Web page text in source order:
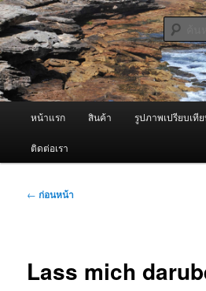
ข้าม
ไป
ยัง
เนื้อหา
หลัก ผู้นำเข้าเครื่องพ่นหม
Fogger / Fogger
จำหน่ายเครื่องพ่นหมอกควัน คุณภาพดี บริก
หน้าแรก สินค้า รูปภาพเปรียบเที
ติดต่อเรา
เมนู
← ก่อนหน้า
Lass mich